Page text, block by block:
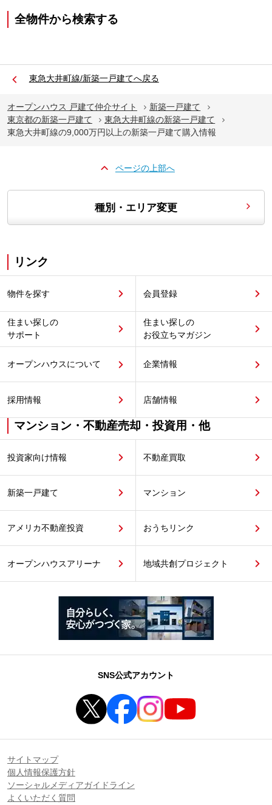
全物件から検索する
東急大井町線/新築一戸建てへ戻る
オープンハウス 戸建て仲介サイト
新築一戸建て
東京都の新築一戸建て
東急大井町線の新築一戸建て
東急大井町線の9,000万円以上の新築一戸建て購入情報
ページの上部へ
種別・エリア変更
リンク
物件を探す 会員登録
住まい探しの
サポート
住まい探しの
お役立ちマガジン
オープンハウスについて 企業情報
採用情報 店舗情報
マンション・不動産売却・投資用・他
投資家向け情報 不動産買取
新築一戸建て マンション
アメリカ不動産投資 おうちリンク
オープンハウスアリーナ 地域共創プロジェクト
SNS公式アカウント
サイトマップ
個人情報保護方針
ソーシャルメディアガイドライン
よくいただく質問